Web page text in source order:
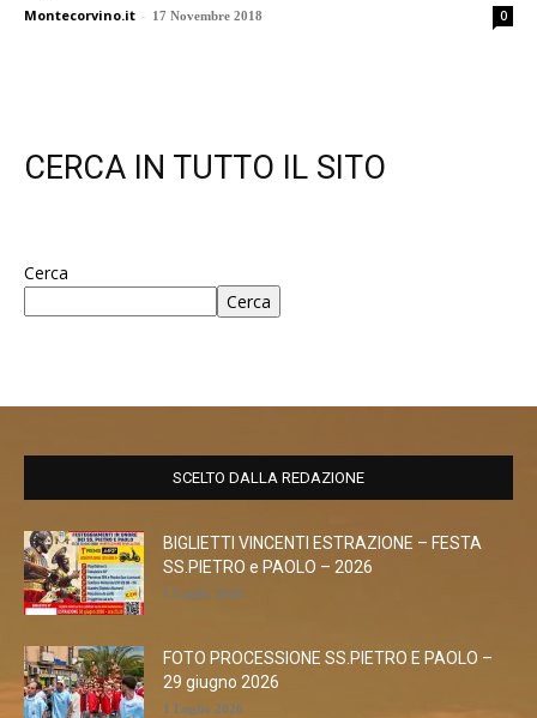
Montecorvino.it - 17 Novembre 2018 0
CERCA IN TUTTO IL SITO
Cerca
Cerca
SCELTO DALLA REDAZIONE
BIGLIETTI VINCENTI ESTRAZIONE – FESTA
SS.PIETRO e PAOLO – 2026
1 Luglio 2026
FOTO PROCESSIONE SS.PIETRO E PAOLO –
29 giugno 2026
1 Luglio 2026